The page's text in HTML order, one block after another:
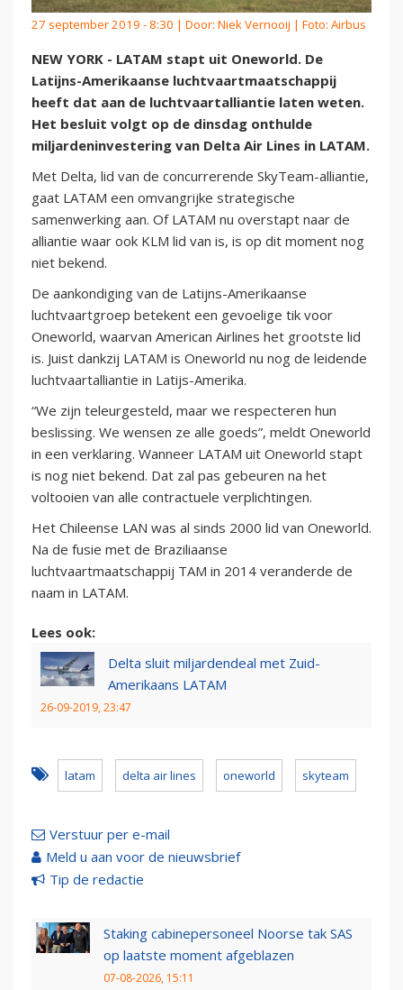
27 september 2019 - 8:30 | Door: Niek Vernooij | Foto: Airbus
NEW YORK - LATAM stapt uit Oneworld. De
Latijns-Amerikaanse luchtvaartmaatschappij
heeft dat aan de luchtvaartalliantie laten weten.
Het besluit volgt op de dinsdag onthulde
miljardeninvestering van Delta Air Lines in LATAM.
Met Delta, lid van de concurrerende SkyTeam-alliantie,
gaat LATAM een omvangrijke strategische
samenwerking aan. Of LATAM nu overstapt naar de
alliantie waar ook KLM lid van is, is op dit moment nog
niet bekend.
De aankondiging van de Latijns-Amerikaanse
luchtvaartgroep betekent een gevoelige tik voor
Oneworld, waarvan American Airlines het grootste lid
is. Juist dankzij LATAM is Oneworld nu nog de leidende
luchtvaartalliantie in Latijs-Amerika.
“We zijn teleurgesteld, maar we respecteren hun
beslissing. We wensen ze alle goeds”, meldt Oneworld
in een verklaring. Wanneer LATAM uit Oneworld stapt
is nog niet bekend. Dat zal pas gebeuren na het
voltooien van alle contractuele verplichtingen.
Het Chileense LAN was al sinds 2000 lid van Oneworld.
Na de fusie met de Braziliaanse
luchtvaartmaatschappij TAM in 2014 veranderde de
naam in LATAM.
Lees ook:
Delta sluit miljardendeal met Zuid-
Amerikaans LATAM
26-09-2019, 23:47
latam delta air lines oneworld skyteam
Verstuur per e-mail
Meld u aan voor de nieuwsbrief
Tip de redactie
Staking cabinepersoneel Noorse tak SAS
op laatste moment afgeblazen
07-08-2026, 15:11